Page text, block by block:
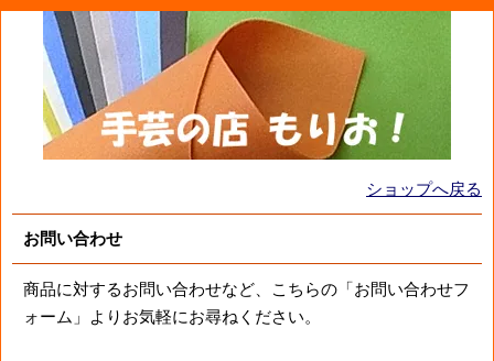
ショップへ戻る
お問い合わせ
商品に対するお問い合わせなど、こちらの「お問い合わせフ
ォーム」よりお気軽にお尋ねください。